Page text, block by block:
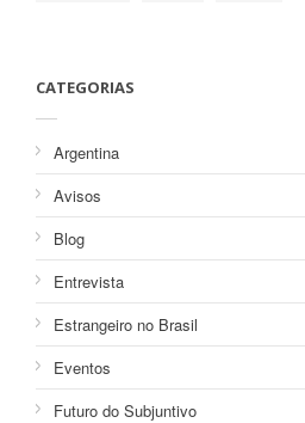
CATEGORIAS
Argentina
Avisos
Blog
Entrevista
Estrangeiro no Brasil
Eventos
Futuro do Subjuntivo